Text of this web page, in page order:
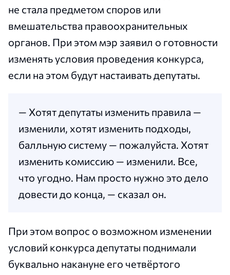
не стала предметом споров или
вмешательства правоохранительных
органов. При этом мэр заявил о готовности
изменять условия проведения конкурса,
если на этом будут настаивать депутаты.
— Хотят депутаты изменить правила —
изменили, хотят изменить подходы,
балльную систему — пожалуйста. Хотят
изменить комиссию — изменили. Все,
что угодно. Нам просто нужно это дело
довести до конца, — сказал он.
При этом вопрос о возможном изменении
условий конкурса депутаты поднимали
буквально накануне его четвёртого